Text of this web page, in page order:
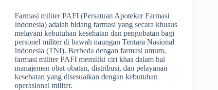
Farmasi militer PAFI (Persatuan Apoteker Farmasi
Indonesia) adalah bidang farmasi yang secara khusus
melayani kebutuhan kesehatan dan pengobatan bagi
personel militer di bawah naungan Tentara Nasional
Indonesia (TNI). Berbeda dengan farmasi umum,
farmasi militer PAFI memiliki ciri khas dalam hal
manajemen obat-obatan, distribusi, dan pelayanan
kesehatan yang disesuaikan dengan kebutuhan
operasional militer.